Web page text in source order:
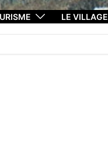
LE VILLAGE